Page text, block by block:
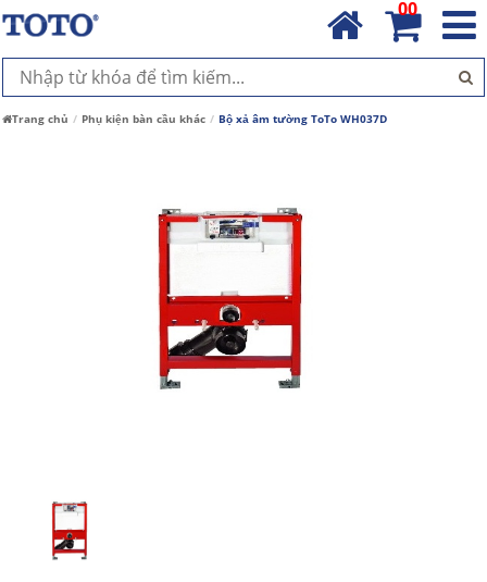
00
Trang chủ Phụ kiện bàn cầu khác Bộ xả âm tường ToTo WH037D